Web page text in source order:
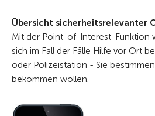
Übersicht sicherheitsrelevanter
Mit der Point-of-Interest-Funktion
sich im Fall der Fälle Hilfe vor Ort
oder Polizeistation - Sie
bekommen wollen.